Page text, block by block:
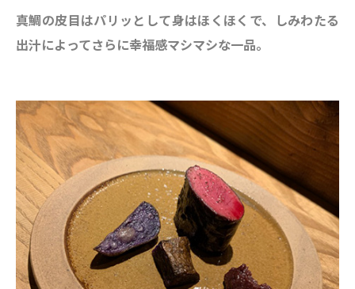
真鯛の皮目はパリッとして身はほくほくで、 しみわたる
出汁によってさらに幸福感マシマシな一品。